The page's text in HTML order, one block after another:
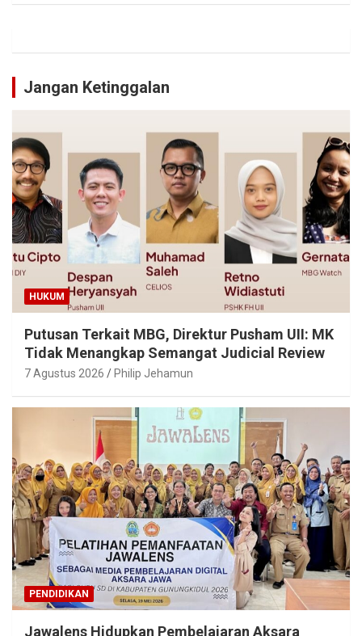
Jangan Ketinggalan
HUKUM
Putusan Terkait MBG, Direktur Pusham UII: MK
Tidak Menangkap Semangat Judicial Review
7 Agustus 2026 Philip Jehamun
PENDIDIKAN
Jawalens Hidupkan Pembelajaran Aksara